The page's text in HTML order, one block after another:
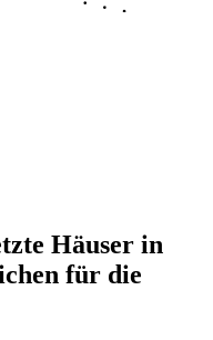
Häuser in
für die